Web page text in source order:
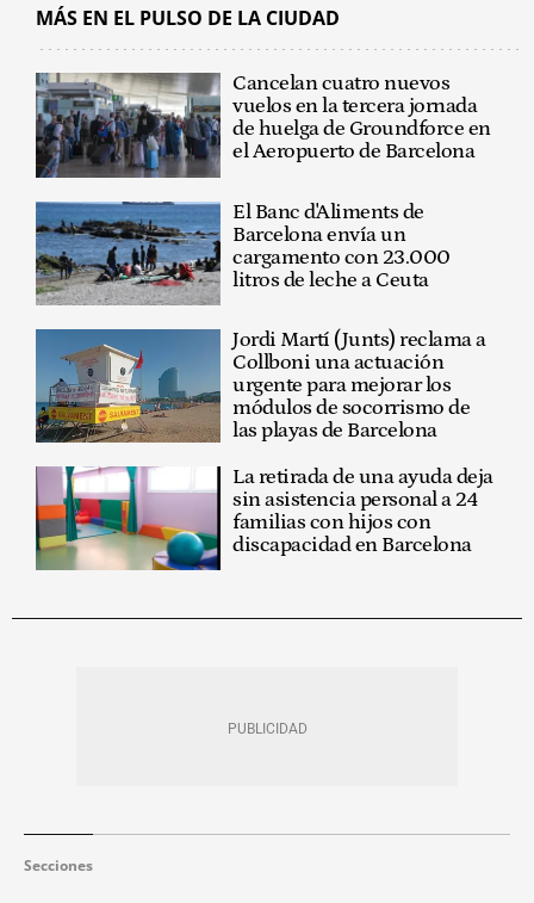
MÁS EN EL PULSO DE LA CIUDAD
Cancelan cuatro nuevos
vuelos en la tercera jornada
de huelga de Groundforce en
el Aeropuerto de Barcelona
El Banc d'Aliments de
Barcelona envía un
cargamento con 23.000
litros de leche a Ceuta
Jordi Martí (Junts) reclama a
Collboni una actuación
urgente para mejorar los
módulos de socorrismo de
las playas de Barcelona
La retirada de una ayuda deja
sin asistencia personal a 24
familias con hijos con
discapacidad en Barcelona
Secciones